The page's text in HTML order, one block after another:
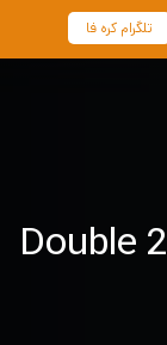
تلگرام کره فا
دانلود سریال تایلندی دو وحشی 2023 Double